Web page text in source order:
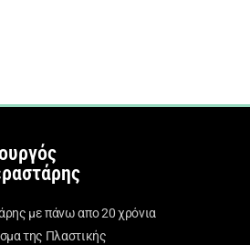
με πάνω απο 20 χρόνια
της Πλαστικής